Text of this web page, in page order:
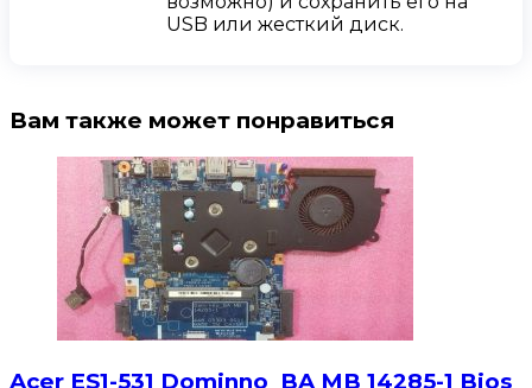
USB или жесткий диск.
Вам также может понравиться
Acer ES1-531 Dominno_BA MB 14285-1 Bios